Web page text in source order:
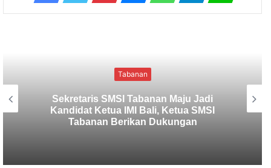
Kriminal
Polres Tabanan Beri Bantuan dan
Pendampingan Psikologis